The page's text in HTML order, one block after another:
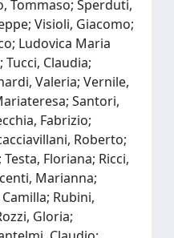
Tommaso; Sperduti,
Visioli, Giacomo;
Ludovica Maria
Claudia;
Valeria; Vernile,
Santori,
Fabrizio;
Roberto;
Floriana; Ricci,
Marianna;
Rubini,
Gloria;